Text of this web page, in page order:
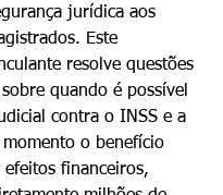
jurídica aos
Este
resolve questões
quando é possível
contra o INSS e a
o benefício
financeiros,